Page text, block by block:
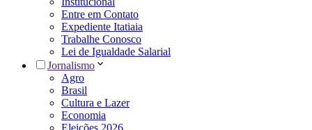
Entre em Contato
Expediente Itatiaia
Trabalhe Conosco
Lei de Igualdade Salarial
Jornalismo
Agro
Brasil
Cultura e Lazer
Economia